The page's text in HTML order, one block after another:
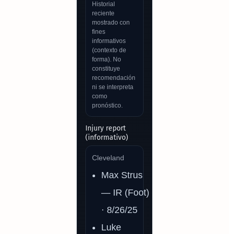
Historial
reciente
mostrado con
fines
informativos
(contexto de
forma). No
constituye
recomendación
ni se interpreta
como
pronóstico.
Injury report
(informativo)
Cleveland
Max Strus
— IR (Foot)
· 8/26/25
Luke